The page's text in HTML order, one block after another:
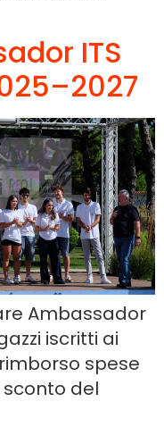
ITS
Ambassador
iscritti ai
spese
del